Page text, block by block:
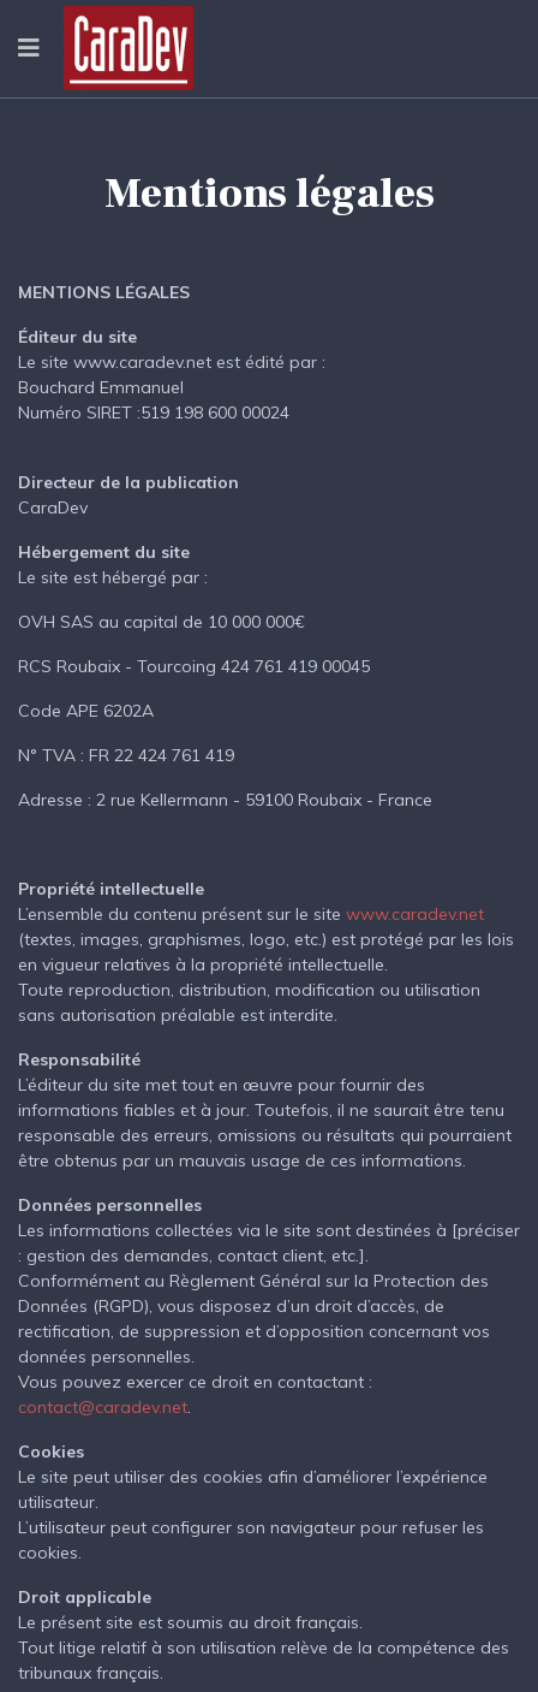
Mentions légales
MENTIONS LÉGALES
Éditeur du site
Le site www.caradev.net est édité par :
Bouchard Emmanuel
Numéro SIRET :519 198 600 00024
Directeur de la publication
CaraDev
Hébergement du site
Le site est hébergé par :
OVH SAS au capital de 10 000 000€
RCS Roubaix - Tourcoing 424 761 419 00045
Code APE 6202A
N° TVA : FR 22 424 761 419
Adresse : 2 rue Kellermann - 59100 Roubaix - France
Propriété intellectuelle
L’ensemble du contenu présent sur le site www.caradev.net
(textes, images, graphismes, logo, etc.) est protégé par les lois
en vigueur relatives à la propriété intellectuelle.
Toute reproduction, distribution, modification ou utilisation
sans autorisation préalable est interdite.
Responsabilité
L’éditeur du site met tout en œuvre pour fournir des
informations fiables et à jour. Toutefois, il ne saurait être tenu
responsable des erreurs, omissions ou résultats qui pourraient
être obtenus par un mauvais usage de ces informations.
Données personnelles
Les informations collectées via le site sont destinées à [préciser
: gestion des demandes, contact client, etc.].
Conformément au Règlement Général sur la Protection des
Données (RGPD), vous disposez d’un droit d’accès, de
rectification, de suppression et d’opposition concernant vos
données personnelles.
Vous pouvez exercer ce droit en contactant :
contact@caradev.net.
Cookies
Le site peut utiliser des cookies afin d’améliorer l’expérience
utilisateur.
L’utilisateur peut configurer son navigateur pour refuser les
cookies.
Droit applicable
Le présent site est soumis au droit français.
Tout litige relatif à son utilisation relève de la compétence des
tribunaux français.